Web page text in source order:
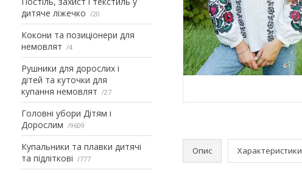
дитяче ліжечко
20
Кокони та позиціонери для
немовлят
4
Рушники для дорослих і
дітей та куточки для
купання немовлят
27
Головні убори Дітям і
Дорослим
9609
Купальники та плавки дитячі
та підліткові
777
Опис Характеристики